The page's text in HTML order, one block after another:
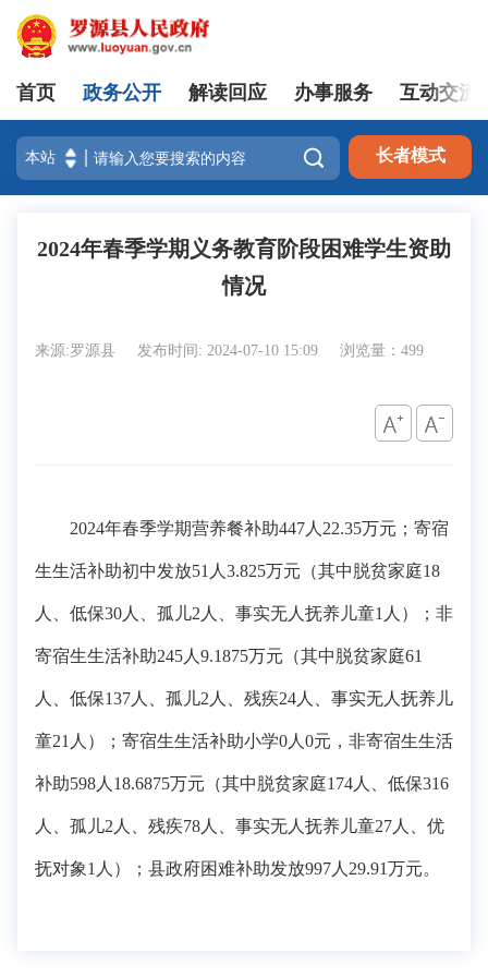
登录
首页 政务公开 解读回应 办事服务 互动交流
 长者模式
2024年春季学期义务教育阶段困难学生资助
情况
来源:罗源县 发布时间: 2024-07-10 15:09 浏览量：499
2024年春季学期营养餐补助447人22.35万元；寄宿
生生活补助初中发放51人3.825万元（其中脱贫家庭18
人、低保30人、孤儿2人、事实无人抚养儿童1人）；非
寄宿生生活补助245人9.1875万元（其中脱贫家庭61
人、低保137人、孤儿2人、残疾24人、事实无人抚养儿
童21人）；寄宿生生活补助小学0人0元，非寄宿生生活
补助598人18.6875万元（其中脱贫家庭174人、低保316
人、孤儿2人、残疾78人、事实无人抚养儿童27人、优
抚对象1人）；县政府困难补助发放997人29.91万元。